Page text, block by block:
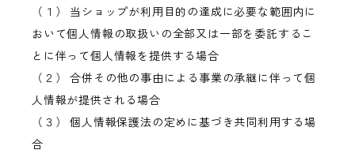
（１） 当ショップが利用目的の達成に必要な範囲内に
おいて個人情報の取扱いの全部又は一部を委託するこ
とに伴って個人情報を提供する場合
（２） 合併その他の事由による事業の承継に伴って個
人情報が提供される場合
（３） 個人情報保護法の定めに基づき共同利用する場
合